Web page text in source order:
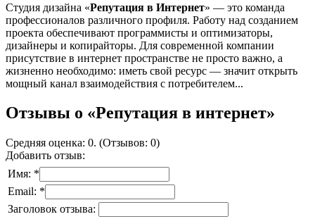
Студия дизайна «Репутация в Интернет» — это команда
профессионалов различного профиля. Работу над созданием
проекта обеспечивают программисты и оптимизаторы,
дизайнеры и копирайторы. Для современной компании
присутствие в интернет пространстве не просто важно, а
жизненно необходимо: иметь свой ресурс — значит открыть
мощный канал взаимодействия с потребителем...
Отзывы о «Репутация в интернет»
Средняя оценка: 0. (Отзывов: 0)
Добавить отзыв:
Имя: *
Email: *
Заголовок отзыва: